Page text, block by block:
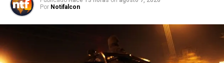
Por Notifalcon